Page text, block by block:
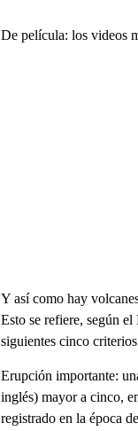
De película: los videos
Y así como hay
Esto se refiere, según
siguientes cinco
Erupción importante:
inglés) mayor a cinco,
registrado en la época